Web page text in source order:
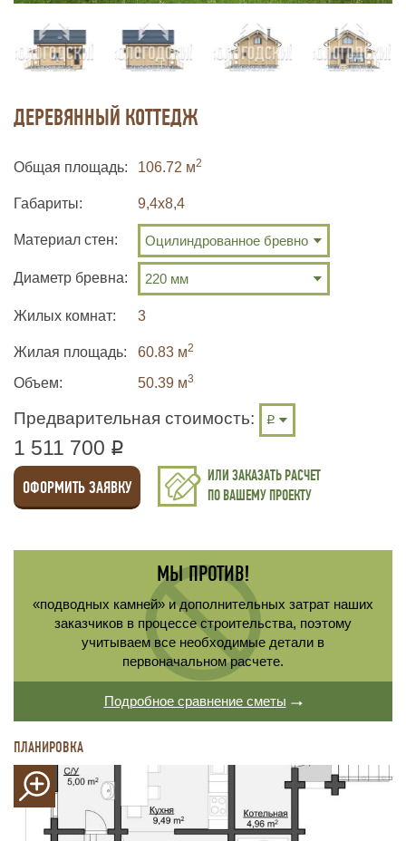
ДЕРЕВЯННЫЙ КОТТЕДЖ
Общая площадь 106.72 м2
Габариты 9,4х8,4
Материал стен:
Диаметр бревна:
Жилых комнат 3
Жилая площадь 60.83 м2
Объем: 50.39 м3
Предварительная стоимость:
1 511 700 q
ОФОРМИТЬ ЗАЯВКУ
ИЛИ ЗАКАЗАТЬ РАСЧЕТ
ПО ВАШЕМУ ПРОЕКТУ
МЫ ПРОТИВ!
«подводных камней» и дополнительных затрат наших
заказчиков в процессе строительства, поэтому
учитываем все необходимые детали в
первоначальном расчете.
Подробное сравнение сметы
ПЛАНИРОВКА